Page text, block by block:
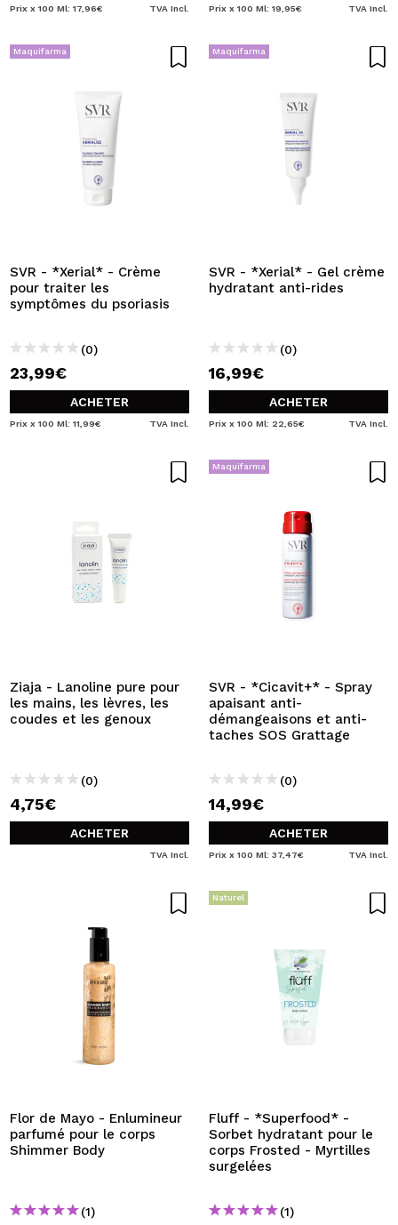
Prix x 100 Ml: 17,96€ TVA Incl. Prix x 100 Ml: 19,95€ TVA Incl.
Maquifarma
SVR - *Xerial* - Crème
pour traiter les
symptômes du psoriasis
(0)
23,99€
ACHETER
Prix x 100 Ml: 11,99€ TVA Incl.
Maquifarma
SVR - *Xerial* - Gel crème
hydratant anti-rides
(0)
16,99€
ACHETER
Prix x 100 Ml: 22,65€ TVA Incl.
Ziaja - Lanoline pure pour
les mains, les lèvres, les
coudes et les genoux
(0)
4,75€
ACHETER
TVA Incl.
Maquifarma
SVR - *Cicavit+* - Spray
apaisant anti-
démangeaisons et anti-
taches SOS Grattage
(0)
14,99€
ACHETER
Prix x 100 Ml: 37,47€ TVA Incl.
Flor de Mayo - Enlumineur
parfumé pour le corps
Shimmer Body
(1)
Naturel
Fluff - *Superfood* -
Sorbet hydratant pour le
corps Frosted - Myrtilles
surgelées
(1)